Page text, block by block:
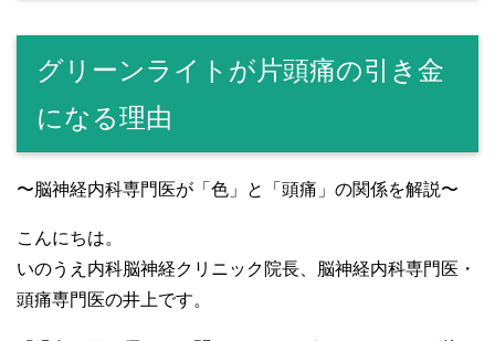
グリーンライトが片頭痛の引き金
になる理由
〜脳神経内科専門医が「色」と「頭痛」の関係を解説〜
こんにちは。
いのうえ内科脳神経クリニック院長、脳神経内科専門医・
頭痛専門医の井上です。